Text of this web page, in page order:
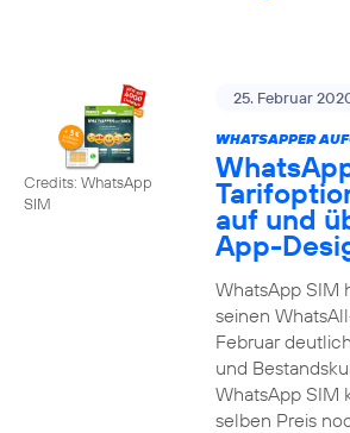
Credits: WhatsApp
SIM
25. Februar
WHATSAPPER
auf und
App-
WhatsApp SIM
seinen
Februar
und
WhatsApp SIM
selben Preis